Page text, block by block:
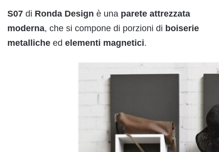
S07 di Ronda Design è una parete attrezzata
moderna, che si compone di porzioni di boiserie
metalliche ed elementi magnetici.